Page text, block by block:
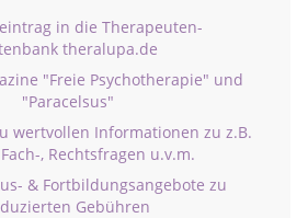
in die Therapeuten-
theralupa.de
"Freie Psychotherapie" und
"Paracelsus"
wertvollen Informationen zu z.B.
, Rechtsfragen u.v.m.
& Fortbildungsangebote zu
Gebühren